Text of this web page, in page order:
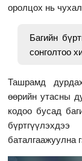
оролцох нь
Багийн
сонголтоо
Ташрамд
өөрийн утасны
кодоо бусад
баталгаажуулна